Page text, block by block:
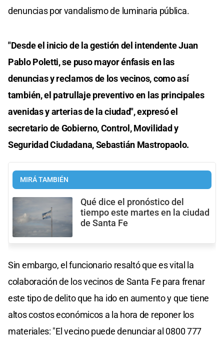
denuncias por vandalismo de luminaria pública.
"Desde el inicio de la gestión del intendente Juan
Pablo Poletti, se puso mayor énfasis en las
denuncias y reclamos de los vecinos, como así
también, el patrullaje preventivo en las principales
avenidas y arterias de la ciudad", expresó el
secretario de Gobierno, Control, Movilidad y
Seguridad Ciudadana, Sebastián Mastropaolo.
MIRÁ TAMBIÉN
Qué dice el pronóstico del
tiempo este martes en la ciudad
de Santa Fe
Sin embargo, el funcionario resaltó que es vital la
colaboración de los vecinos de Santa Fe para frenar
este tipo de delito que ha ido en aumento y que tiene
altos costos económicos a la hora de reponer los
materiales: "El vecino puede denunciar al 0800 777